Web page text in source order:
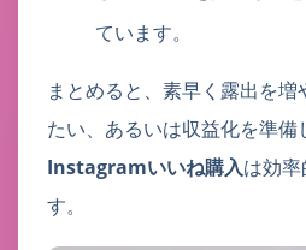
ています。
まとめると、素早く露出を増
たい、あるいは収益化を準備
Instagramいいね購入は効
す。